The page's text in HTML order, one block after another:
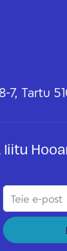
7, Tartu